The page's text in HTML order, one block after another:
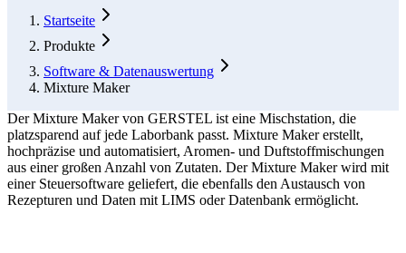
Form Dialog
Startseite
Produkte
Software & Datenauswertung
Mixture Maker
Der Mixture Maker von GERSTEL ist eine Mischstation, die
platzsparend auf jede Laborbank passt. Mixture Maker erstellt,
hochpräzise und automatisiert, Aromen- und Duftstoffmischungen
aus einer großen Anzahl von Zutaten. Der Mixture Maker wird mit
einer Steuersoftware geliefert, die ebenfalls den Austausch von
Rezepturen und Daten mit LIMS oder Datenbank ermöglicht.